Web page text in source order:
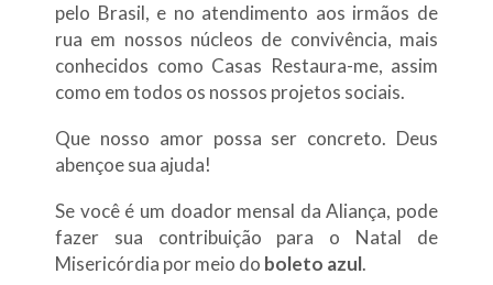
pelo Brasil, e no atendimento aos irmãos de
rua em nossos núcleos de convivência, mais
conhecidos como Casas Restaura-me, assim
como em todos os nossos projetos sociais.
Que nosso amor possa ser concreto. Deus
abençoe sua ajuda!
Se você é um doador mensal da Aliança, pode
fazer sua contribuição para o Natal de
Misericórdia por meio do boleto azul.